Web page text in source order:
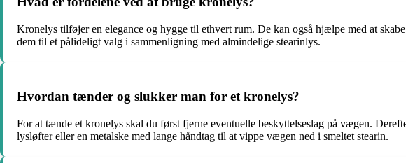
Kronelys tilføjer en elegance og hygge til ethvert rum. De kan også hjælpe med at
dem til et pålideligt valg i sammenligning med almindelige stearinlys.
Hvordan tænder og slukker man for et kronelys?
For at tænde et kronelys skal du først fjerne eventuelle beskyttelseslag på vægen.
lysløfter eller en metalske med lange håndtag til at vippe vægen ned i smeltet stearin.